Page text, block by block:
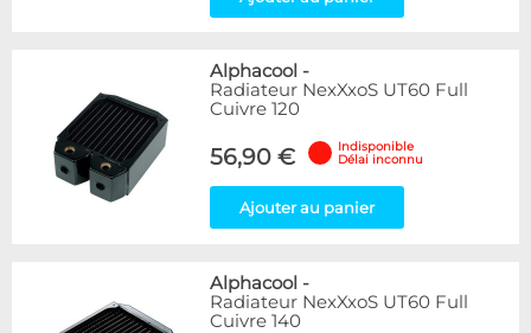
Alphacool -
Radiateur NexXxoS UT60 Full
Cuivre 120
56,90 €
Indisponible
Délai inconnu
Ajouter au panier
Alphacool -
Radiateur NexXxoS UT60 Full
Cuivre 140